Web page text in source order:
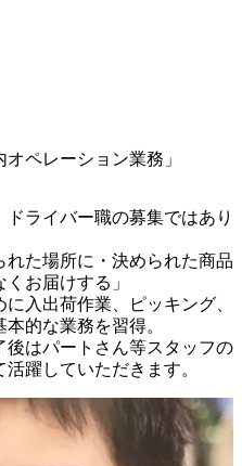
ペレーション業務」
ライバー職の募集ではあり
た場所に・決められた商品
お届けする」
入出荷作業、ピッキング、
的な業務を習得。
はパートさん等スタッフの